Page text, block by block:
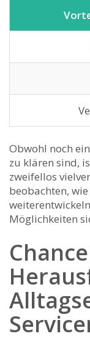
Obwohl noch
zu ​klären sind,
⁣zweifellos
beobachten,
Möglichkeiten